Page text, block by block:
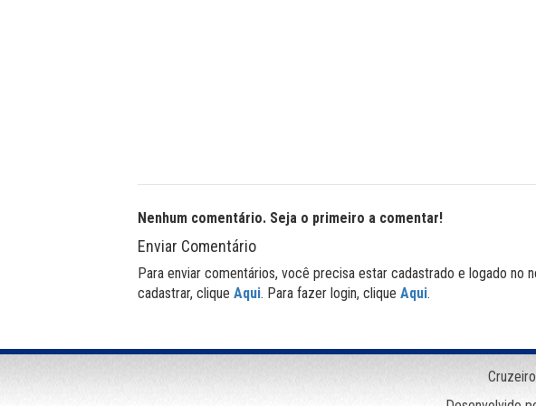
Nenhum comentário. Seja o primeiro a comentar!
Enviar Comentário
Para enviar comentários, você precisa estar cadastrado e logado no
cadastrar, clique Aqui. Para fazer login, clique Aqui.